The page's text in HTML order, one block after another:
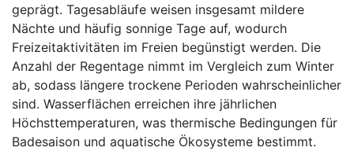
geprägt. Tagesabläufe weisen insgesamt mildere
Nächte und häufig sonnige Tage auf, wodurch
Freizeitaktivitäten im Freien begünstigt werden. Die
Anzahl der Regentage nimmt im Vergleich zum Winter
ab, sodass längere trockene Perioden wahrscheinlicher
sind. Wasserflächen erreichen ihre jährlichen
Höchsttemperaturen, was thermische Bedingungen für
Badesaison und aquatische Ökosysteme bestimmt.